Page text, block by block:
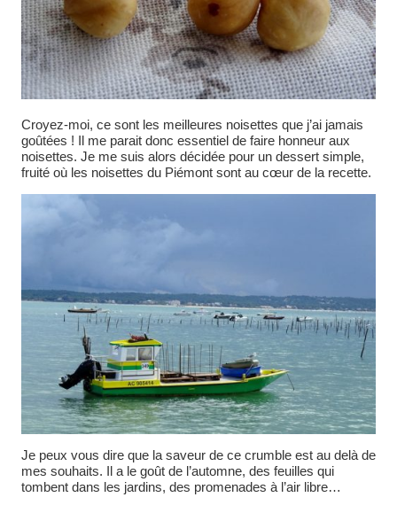
Croyez-moi, ce sont les meilleures noisettes que j’ai jamais
goûtées ! Il me parait donc essentiel de faire honneur aux
noisettes. Je me suis alors décidée pour un dessert simple,
fruité où les noisettes du Piémont sont au cœur de la recette.
Je peux vous dire que la saveur de ce crumble est au delà de
mes souhaits. Il a le goût de l’automne, des feuilles qui
tombent dans les jardins, des promenades à l’air libre…